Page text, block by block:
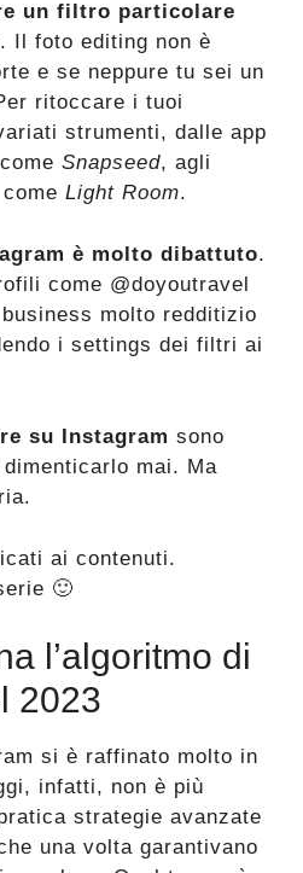
un filtro particolare
. Il foto editing non è
e se neppure tu sei un
ritoccare i tuoi
strumenti, dalle app
Snapseed, agli
comeLight Room.
è molto dibattuto.
come @doyoutravel
molto redditizio
i settings dei filtri ai
su Instagram sono
mai. Ma
ai contenuti.
🙂
l’algoritmo di
2023
si è raffinato molto in
infatti, non è più
strategie avanzate
una volta garantivano